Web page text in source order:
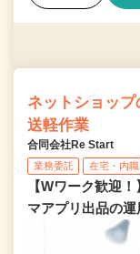
ネットショッ
送軽作業
合同会社Re Start
業務委託 在宅・内職
【Wワーク歓迎
マアプリ出品の